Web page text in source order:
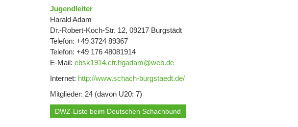
Jugendleiter
Harald Adam
Dr.-Robert-Koch-Str. 12, 09217 Burgstädt
Telefon: +49 3724 89367
Telefon: +49 176 48081914
E-Mail: ebsk1914.ctr.hgadam@web.de
Internet: http://www.schach-burgstaedt.de/
Mitglieder: 24 (davon U20: 7)
DWZ-Liste beim Deutschen Schachbund